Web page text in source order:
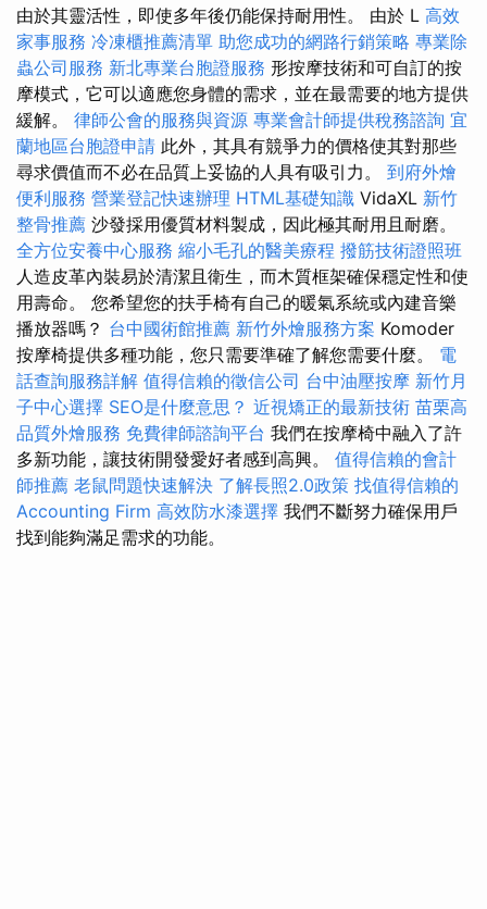
由於其靈活性，即使多年後仍能保持耐用性。 由於 L 高效
家事服務 冷凍櫃推薦清單 助您成功的網路行銷策略 專業除
蟲公司服務 新北專業台胞證服務 形按摩技術和可自訂的按
摩模式，它可以適應您身體的需求，並在最需要的地方提供
緩解。 律師公會的服務與資源 專業會計師提供稅務諮詢 宜
蘭地區台胞證申請 此外，其具有競爭力的價格使其對那些
尋求價值而不必在品質上妥協的人具有吸引力。 到府外燴
便利服務 營業登記快速辦理 HTML基礎知識 VidaXL 新竹
整骨推薦 沙發採用優質材料製成，因此極其耐用且耐磨。
全方位安養中心服務 縮小毛孔的醫美療程 撥筋技術證照班
人造皮革內裝易於清潔且衛生，而木質框架確保穩定性和使
用壽命。 您希望您的扶手椅有自己的暖氣系統或內建音樂
播放器嗎？ 台中國術館推薦 新竹外燴服務方案 Komoder
按摩椅提供多種功能，您只需要準確了解您需要什麼。 電
話查詢服務詳解 值得信賴的徵信公司 台中油壓按摩 新竹月
子中心選擇 SEO是什麼意思？ 近視矯正的最新技術 苗栗高
品質外燴服務 免費律師諮詢平台 我們在按摩椅中融入了許
多新功能，讓技術開發愛好者感到高興。 值得信賴的會計
師推薦 老鼠問題快速解決 了解長照2.0政策 找值得信賴的
Accounting Firm 高效防水漆選擇 我們不斷努力確保用戶
找到能夠滿足需求的功能。